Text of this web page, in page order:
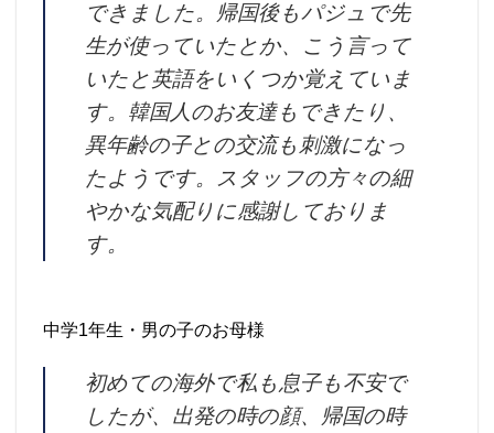
できました。帰国後もパジュで先
生が使っていたとか、こう言って
いたと英語をいくつか覚えていま
す。韓国人のお友達もできたり、
異年齢の子との交流も刺激になっ
たようです。スタッフの方々の細
やかな気配りに感謝しておりま
す。
中学1年生・男の子のお母様
初めての海外で私も息子も不安で
したが、出発の時の顔、帰国の時